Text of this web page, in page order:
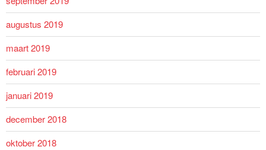
augustus 2019
maart 2019
februari 2019
januari 2019
december 2018
oktober 2018